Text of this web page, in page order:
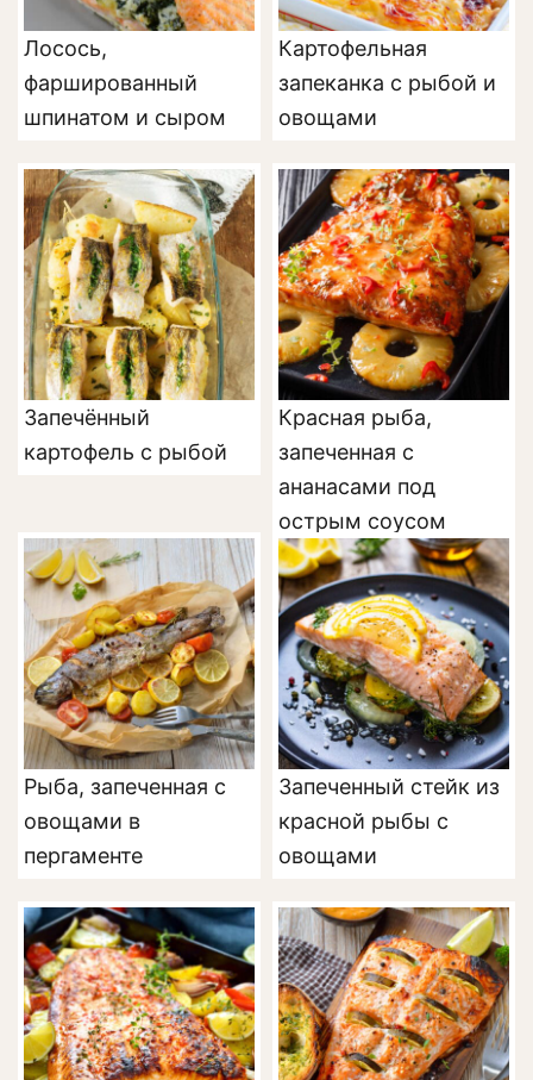
Лосось,
фаршированный
шпинатом и сыром
Картофельная
запеканка с рыбой и
овощами
Запечённый
картофель с рыбой
Красная рыба,
запеченная с
ананасами под
острым соусом
Рыба, запеченная с
овощами в
пергаменте
Запеченный стейк из
красной рыбы с
овощами